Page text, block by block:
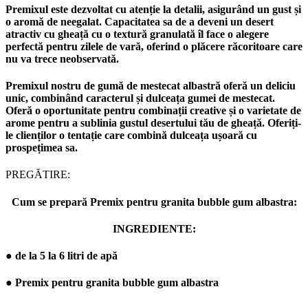
Premixul este dezvoltat cu atenție la detalii, asigurând un gust și
o aromă de neegalat. Capacitatea sa de a deveni un desert
atractiv cu gheață cu o textură granulată îl face o alegere
perfectă pentru zilele de vară, oferind o plăcere răcoritoare care
nu va trece neobservată.
Premixul nostru de gumă de mestecat albastră oferă un deliciu
unic, combinând caracterul și dulceața gumei de mestecat.
Oferă o oportunitate pentru combinații creative și o varietate de
arome pentru a sublinia gustul desertului tău de gheață. Oferiți-
le clienților o tentație care combină dulceața ușoară cu
prospețimea sa.
PREGĂTIRE:
Cum se prepară Premix pentru granita bubble gum albastra:
INGREDIENTE:
● de la 5 la 6 litri de apă
● Premix pentru granita bubble gum albastra